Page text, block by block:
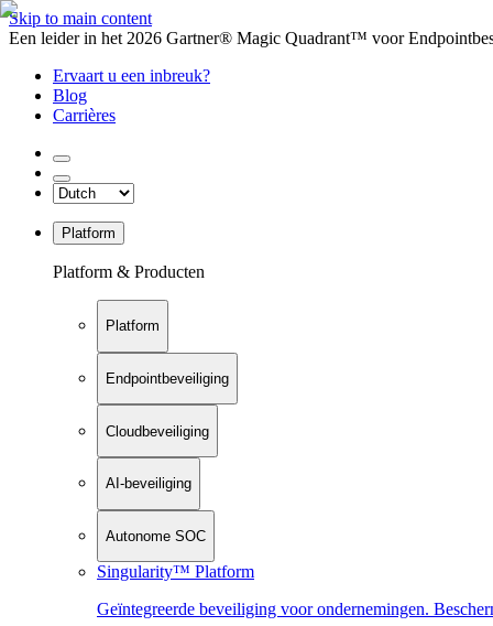
Skip to main content
Een leider in het 2026 Gartner® Magic Quadrant™ voor
Ervaart u een inbreuk?
Blog
Carrières
Platform
Platform & Producten
Platform
Endpointbeveiliging
Cloudbeveiliging
AI-beveiliging
Autonome SOC
Singularity™ Platform
Geïntegreerde beveiliging voor ondernemingen.